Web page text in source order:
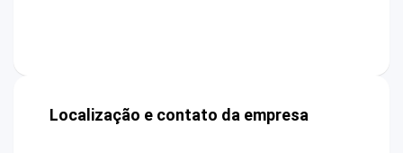
Localização e contato da empresa